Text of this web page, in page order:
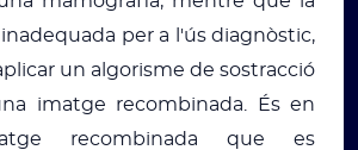
per a l'ús diagnòstic,
un algorisme de sostracció
imatge recombinada. És en
recombinada que es